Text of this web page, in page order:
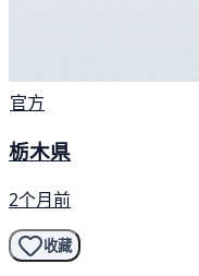
官方
栃木県
2个月前
收藏